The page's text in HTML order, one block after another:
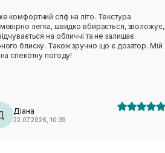
комфортний спф на літо. Текстура
легка, швидко вбирається, зволожує,
на обличчі та не залишає
блиску. Також зручно що є дозатор. Мій
спекотну погоду!
Діана
22.07.2026, 10:39